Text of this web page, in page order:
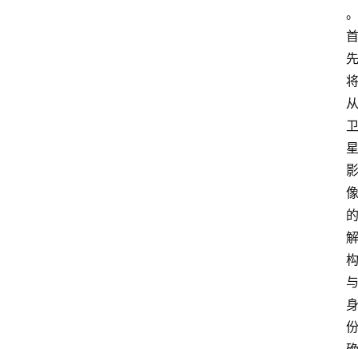
。
首
先
将
从
卫
星
影
像
的
解
构
与
身
份